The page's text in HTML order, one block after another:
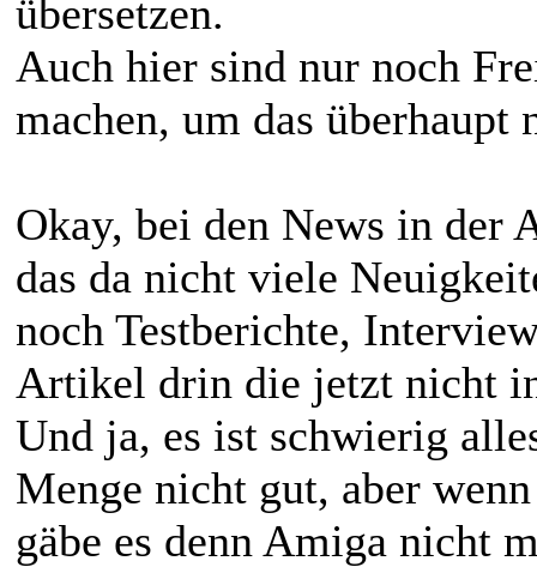
übersetzen.
Auch hier sind nur noch
machen, um das überhaupt
Okay, bei den News in der
das da nicht viele
noch Testberichte,
Artikel drin die jetzt nicht
Und ja, es ist schwierig
Menge nicht gut, aber
gäbe es denn Amiga nicht